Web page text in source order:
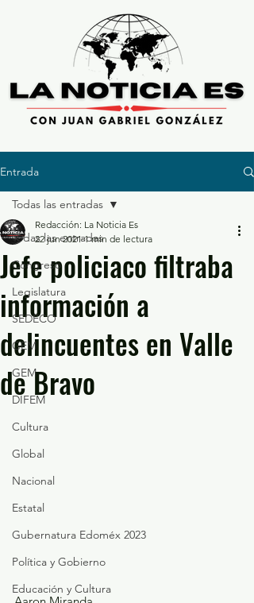
Entrada
Todas las entradas
Congreso
Legislatura
SEDECO
GEM
GEM
DIFEM
Cultura
Global
Nacional
Estatal
Gubernatura Edoméx 2023
Política y Gobierno
Educación y Cultura
Todas las entradas
Jefe policiaco filtraba
información a
delincuentes en Valle
de Bravo
Redacción: La Noticia Es
22 jun 2021 1 min de lectura